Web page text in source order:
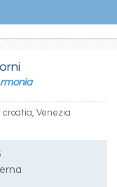
croatia, Venezia